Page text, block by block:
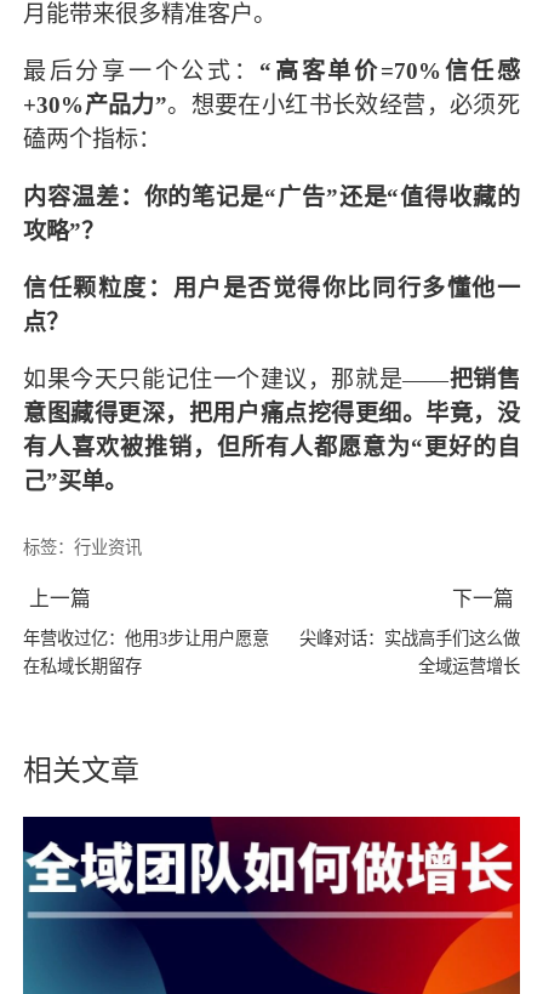
月能带来很多精准客户。
最后分享一个公式： “高客单价=70%信任感
+30%产品力”。想要在小红书长效经营，必须死
磕两个指标：
内容温差：你的笔记是“广告”还是“值得收藏的
攻略”？
信任颗粒度：用户是否觉得你比同行多懂他一
点？
如果今天只能记住一个建议，那就是——把销售
意图藏得更深，把用户痛点挖得更细。毕竟，没
有人喜欢被推销，但所有人都愿意为“更好的自
己”买单。
标签：行业资讯
上一篇
年营收过亿：他用3步让用户愿意
在私域长期留存
下一篇
尖峰对话：实战高手们这么做
全域运营增长
相关文章